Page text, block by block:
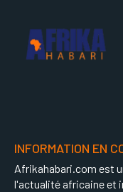
INFORMATION EN
Afrikahabari.com est
l'actualité africaine et